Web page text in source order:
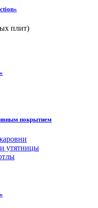
плит)
покрытием
утятницы